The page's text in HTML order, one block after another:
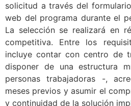
solicitud a través del
web del programa durante el
La selección se realizará en
competitiva. Entre los
incluye contar con centro de
disponer de una estructura
personas trabajadoras -,
meses previos y asumir el
y continuidad de la solución